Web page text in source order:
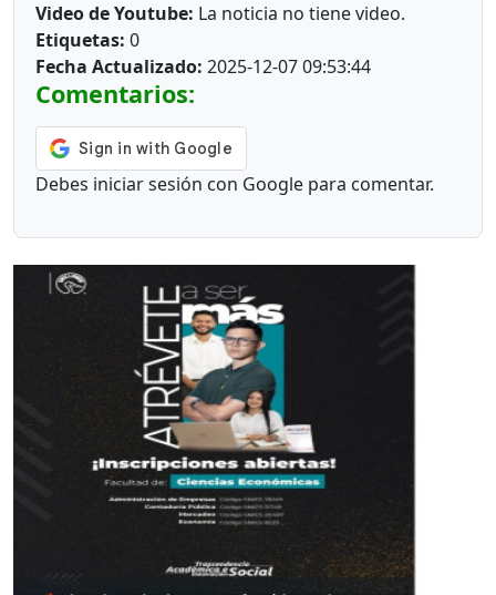
Video de Youtube: La noticia no tiene video.
Etiquetas: 0
Fecha Actualizado: 2025-12-07 09:53:44
Comentarios:
Debes iniciar sesión con Google para comentar.